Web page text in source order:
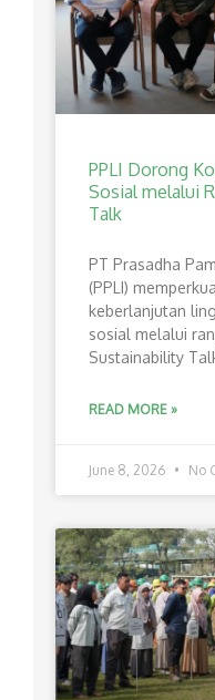
PPLI Dorong
Sosial melalui
Talk
PT Prasadha
(PPLI)
keberlanjutan
sosial melalui
Sustainability
READ MORE »
June 8, 2026 No